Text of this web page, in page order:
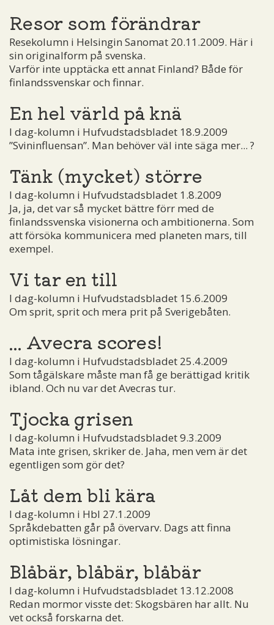
Resor som förändrar
Resekolumn i Helsingin Sanomat 20.11.2009. Här i
sin originalform på svenska.
Varför inte upptäcka ett annat Finland? Både för
finlandssvenskar och finnar.
En hel värld på knä
I dag-kolumn i Hufvudstadsbladet 18.9.2009
”Svininfluensan”. Man behöver väl inte säga mer... ?
Tänk (mycket) större
I dag-kolumn i Hufvudstadsbladet 1.8.2009
Ja, ja, det var så mycket bättre förr med de
finlandssvenska visionerna och ambitionerna. Som
att försöka kommunicera med planeten mars, till
exempel.
Vi tar en till
I dag-kolumn i Hufvudstadsbladet 15.6.2009
Om sprit, sprit och mera prit på Sverigebåten.
... Avecra scores!
I dag-kolumn i Hufvudstadsbladet 25.4.2009
Som tågälskare måste man få ge berättigad kritik
ibland. Och nu var det Avecras tur.
Tjocka grisen
I dag-kolumn i Hufvudstadsbladet 9.3.2009
Mata inte grisen, skriker de. Jaha, men vem är det
egentligen som gör det?
Låt dem bli kära
I dag-kolumn i Hbl 27.1.2009
Språkdebatten går på övervarv. Dags att finna
optimistiska lösningar.
Blåbär, blåbär, blåbär
I dag-kolumn i Hufvudstadsbladet 13.12.2008
Redan mormor visste det: Skogsbären har allt. Nu
vet också forskarna det.